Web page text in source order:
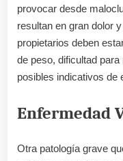
provocar desde
resultan en gran dolor
propietarios deben
de peso, dificultad
posibles indicativos de
Enfermedad
Otra patología grave